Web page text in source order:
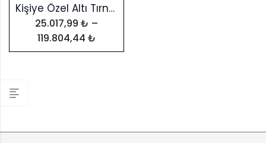
Kişiye Özel Altı Tırnak Klasik Tektaş Yüzük – GIA & HRD Sertifikalı
25.017,99 ₺ –
119.804,44 ₺